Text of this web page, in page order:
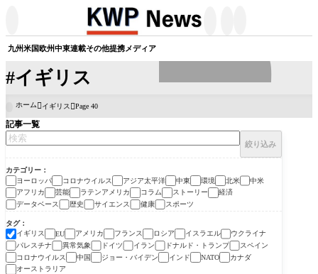
#イギリス
九州米国欧州中東連載その他提携メディア
ホーム イギリス Page 40
記事一覧
絞り込み
カテゴリー
ヨーロッパ
コロナウイルス アジア太平洋 中東 環境 北米
中米
アフリカ
芸能 ラテンアメリカ コラム ストーリー
経済
データベース
歴史 サイエンス 健康 スポーツ
タグ
イギリス
EU アメリカ フランス ロシア イスラエル
ウクライナ
パレスチナ
異常気象 ドイツ イラン ドナルド・トランプ
スペイン
コロナウイルス
中国 ジョー・バイデン インド NATO
カナダ
オーストラリア